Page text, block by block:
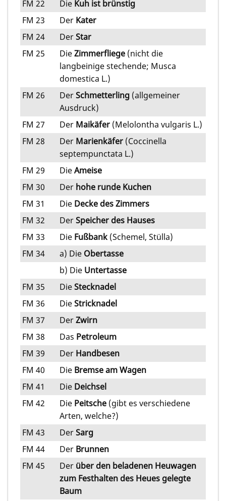
FM 22 Die Kuh ist brünstig
FM 23
Der Kater
FM 24
DerStar
FM 25
DieZimmerfliege (nicht die
langbeinige stechende; Musca
domestica L.)
FM 26
DerSchmetterling (allgemeiner
Ausdruck)
FM 27
Der Maikäfer (Melolontha vulgaris L.)
FM 28
Der Marienkäfer (Coccinella
septempunctata L.)
FM 29
DieAmeise
FM 30
Der hohe runde Kuchen
FM 31
Die Decke des Zimmers
FM 32
DerSpeicher des Hauses
FM 33
Die Fußbank (Schemel, Stülla)
FM 34
a) Die Obertasse
b) Die Untertasse
FM 35
DieStecknadel
FM 36
DieStricknadel
FM 37
DerZwirn
FM 38
Das Petroleum
FM 39
Der Handbesen
FM 40
Die Bremse am Wagen
FM 41
Die Deichsel
FM 42
Die Peitsche (gibt es verschiedene
Arten, welche?)
FM 43
DerSarg
FM 44
Der Brunnen
FM 45
Der über den beladenen Heuwagen
zum Festhalten des Heues gelegte
Baum